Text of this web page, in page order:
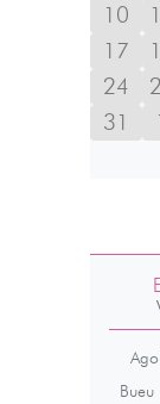
10
17
24
31
Bueu